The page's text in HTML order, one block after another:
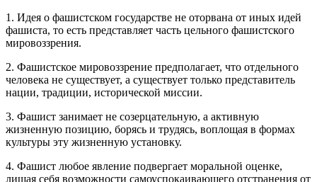
1. Идея о фашистском государстве не оторвана от иных идей
фашиста, то есть представляет часть цельного фашистского
мировоззрения.
2. Фашистское мировоззрение предполагает, что отдельного
человека не существует, а существует только представитель
нации, традиции, исторической миссии.
3. Фашист занимает не созерцательную, а активную
жизненную позицию, борясь и трудясь, воплощая в формах
культуры эту жизненную установку.
4. Фашист любое явление подвергает моральной оценке,
лишая себя возможности самоуспокаивающего отстранения от